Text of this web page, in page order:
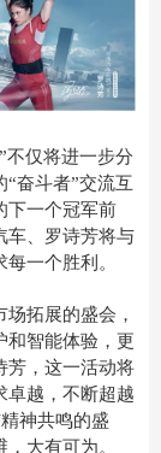
不仅将进一步分
奋斗者”交流互
下一个冠军前
车、罗诗芳将与
一个胜利。
拓展的盛会，
和智能体验，更
芳，这一活动将
卓越，不断超越
神共鸣的盛
大有可为。